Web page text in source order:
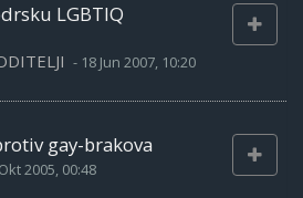
LGBTIQ
- 18 Jun 2007, 10:20
gay-brakova
2005, 00:48